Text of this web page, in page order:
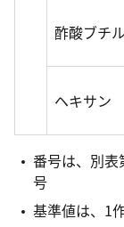
酢酸ブチル
ヘキサン
番号は、別
号
基準値は、1